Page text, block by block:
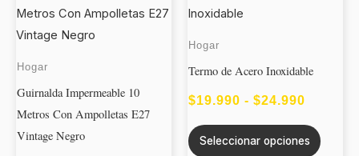
Hogar
Guirnalda Impermeable 10
Metros Con Ampolletas E27
Vintage Negro
Hogar
Termo de Acero Inoxidable
$19.990 - $24.990
DESDE
HASTA
$24.990
Seleccionar opciones
se